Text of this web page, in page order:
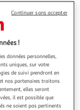
suivante
!
données personnelles,
uniques, sur votre
de suivi prendront en
nos partenaires traitons
elles seront
il est possible que
ne soient pas pertinents
Continuer sans accepter